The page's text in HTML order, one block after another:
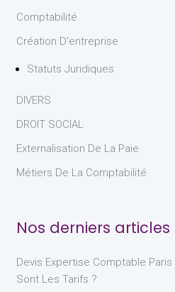
Comptabilité
Création D'entreprise
Statuts Juridiques
DIVERS
DROIT SOCIAL
Externalisation De La Paie
Métiers De La Comptabilité
Nos derniers articles
Devis Expertise Comptable Paris
Sont Les Tarifs ?